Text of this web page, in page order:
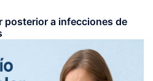
posterior a infecciones de